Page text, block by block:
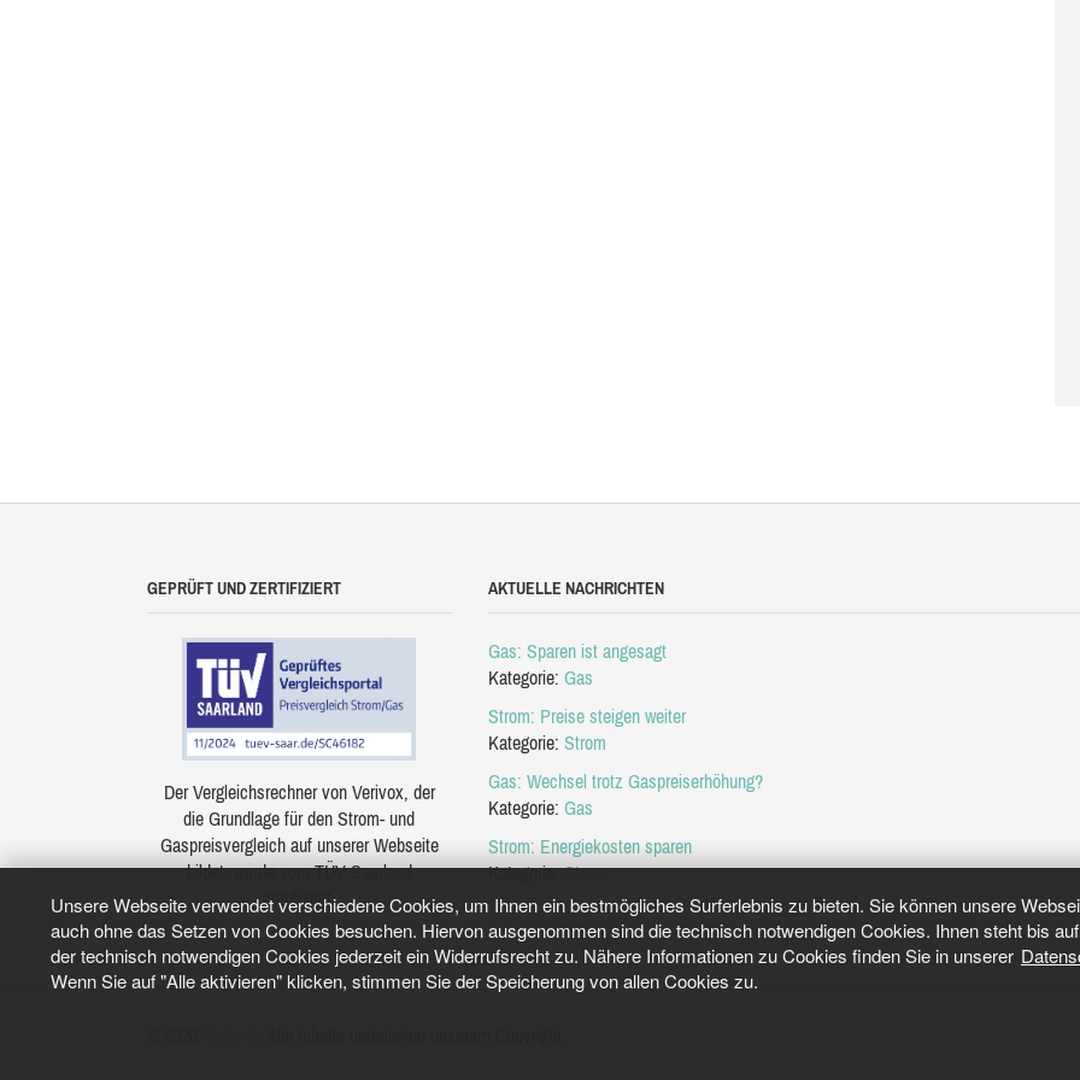
Unsere Webseite verwendet verschiedene Cookies, um Ihnen ein bestmögliches Surferlebnis zu bieten. Sie können unsere
auch ohne das Setzen von Cookies besuchen. Hiervon ausgenommen sind die technisch notwendigen Cookies. Ihnen steht bis
der technisch notwendigen Cookies jederzeit ein Widerrufsrecht zu. Nähere Informationen zu Cookies finden Sie in unserer
Wenn Sie auf "Alle aktivieren" klicken, stimmen Sie der Speicherung von allen Cookies zu.
GEPRÜFT UND ZERTIFIZIERT
Der Vergleichsrechner von Verivox, der
die Grundlage für den Strom- und
Gaspreisvergleich auf unserer Webseite
bildet, wurde vom TÜV Saarland
zertifiziert.
AKTUELLE NACHRICHTEN
Gas: Sparen ist angesagt
Kategorie: Gas
Strom: Preise steigen weiter
Kategorie: Strom
Gas: Wechsel trotz Gaspreiserhöhung?
Kategorie: Gas
Strom: Energiekosten sparen
Kategorie:Strom